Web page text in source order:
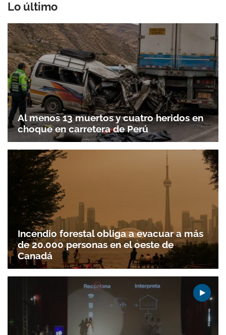
Lo último
Al menos 13 muertos y cuatro heridos en
choque en carretera de Perú
Incendio forestal obliga a evacuar a más
de 20.000 personas en el oeste de
Canadá